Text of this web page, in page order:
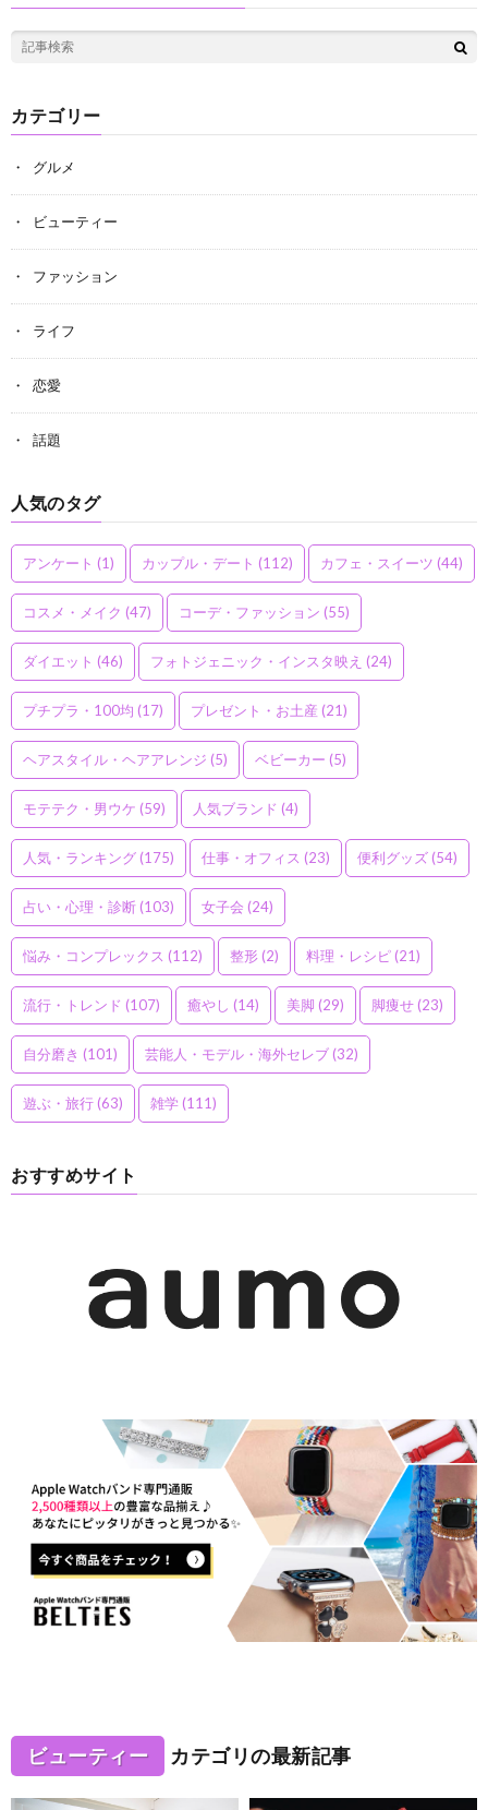
カテゴリー
グルメ
ビューティー
ファッション
ライフ
恋愛
話題
人気のタグ
アンケート (1) カップル・デート (112) カフェ・スイーツ (44)
コスメ・メイク (47) コーデ・ファッション (55)
ダイエット (46) フォトジェニック・インスタ映え (24)
プチプラ・100均 (17) プレゼント・お土産 (21)
ヘアスタイル・ヘアアレンジ (5) ベビーカー (5)
モテテク・男ウケ (59) 人気ブランド (4)
人気・ランキング(175) 仕事・オフィス (23) 便利グッズ(54)
占い・心理・診断(103) 女子会 (24)
悩み・コンプレックス (112) 整形(2) 料理・レシピ(21)
流行・トレンド (107) 癒やし (14) 美脚 (29) 脚痩せ(23)
自分磨き (101) 芸能人・モデル・海外セレブ(32)
遊ぶ・旅行(63) 雑学(111)
おすすめサイト
ビューティー カテゴリの最新記事